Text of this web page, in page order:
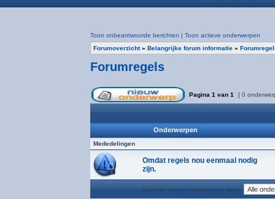
Toon onbeantwoorde berichten | Toon actieve onderwerpen
Forumoverzicht» Belangrijke forum informatie »
Forumregels
Pagina 1 van 1 [ 0
Onderwerpen
Mededelingen
Omdat regels nou eenmaal nodig
zijn.
Geef de vorige onderwerpen weer: